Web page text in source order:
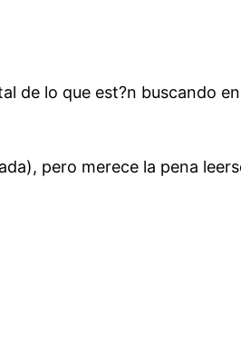
de lo que est?n buscando
pero merece la pena